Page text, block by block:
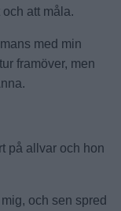
att måla.
med min
framöver, men
på allvar och hon
och sen spred